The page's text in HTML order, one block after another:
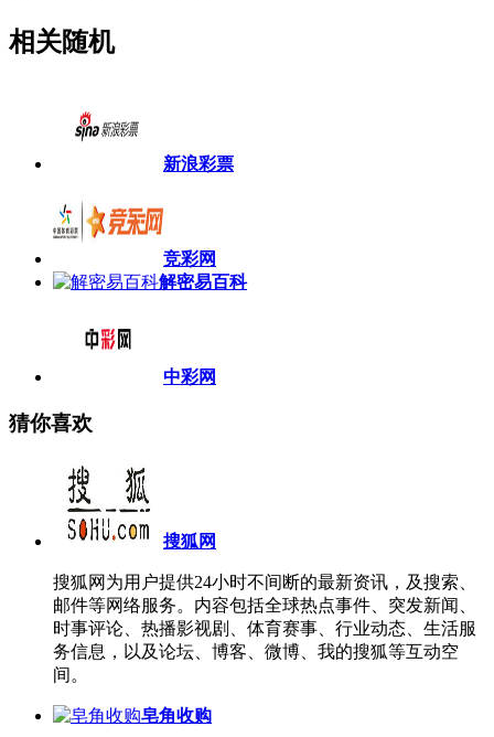
相关随机
新浪彩票
竞彩网
解密易百科
中彩网
猜你喜欢
搜狐网
搜狐网为用户提供24小时不间断的最新资讯，及搜索、
邮件等网络服务。内容包括全球热点事件、突发新闻、
时事评论、热播影视剧、体育赛事、行业动态、生活服
务信息，以及论坛、博客、微博、我的搜狐等互动空
间。
皂角收购